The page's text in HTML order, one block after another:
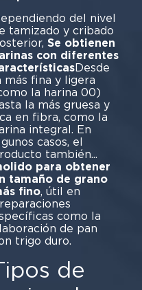
del nivel
tamizado y cribado
Se obtienen
con diferentes
Desde
más fina y ligera
la harina 00)
la más gruesa y
en fibra, como la
integral. En
casos, el
también...
para obtener
tamaño de grano
fino, útil en
como la
de pan
trigo duro.
de